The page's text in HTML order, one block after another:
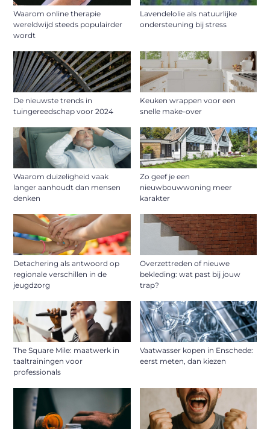
Waarom online therapie
wereldwijd steeds populairder
wordt
Lavendelolie als natuurlijke
ondersteuning bij stress
De nieuwste trends in
tuingereedschap voor 2024
Keuken wrappen voor een
snelle make-over
Waarom duizeligheid vaak
langer aanhoudt dan mensen
denken
Zo geef je een
nieuwbouwwoning meer
karakter
Detachering als antwoord op
regionale verschillen in de
jeugdzorg
Overzettreden of nieuwe
bekleding: wat past bij jouw
trap?
The Square Mile: maatwerk in
taaltrainingen voor
professionals
Vaatwasser kopen in Enschede:
eerst meten, dan kiezen